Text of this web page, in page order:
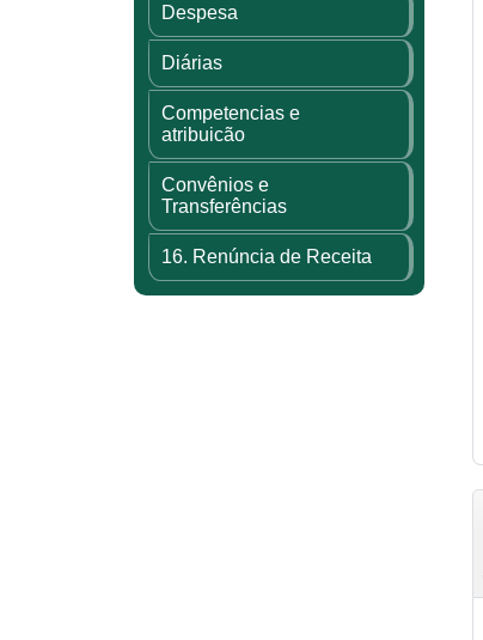
Despesa
Diárias
Competencias e
atribuicão
Convênios e
Transferências
16. Renúncia de Receita